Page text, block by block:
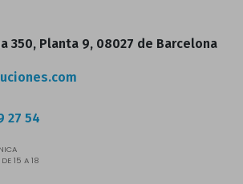
350, Planta 9, 08027 de Barcelona
27 54
15 A 18